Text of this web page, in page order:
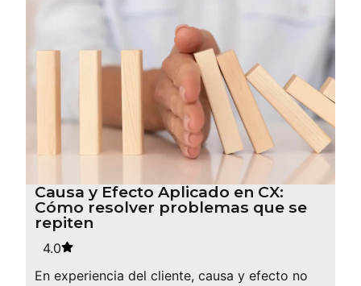
Causa y Efecto Aplicado en CX:
Cómo resolver problemas que se
repiten
4.0
En experiencia del cliente, causa y efecto no